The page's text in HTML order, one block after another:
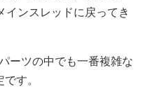
インスレッドに戻ってき
ーツの中でも一番複雑な
す。